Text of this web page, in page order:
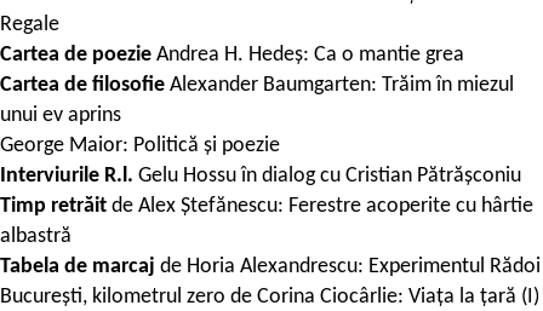
Regale
Cartea de poezie Andrea H. Hedeș: Ca o mantie grea
Cartea de filosofie Alexander Baumgarten: Trăim în miezul
unui ev aprins
George Maior: Politică și poezie
Interviurile R.l. Gelu Hossu în dialog cu Cristian Pătrășconiu
Timp retrăit de Alex Ștefănescu: Ferestre acoperite cu hârtie
albastră
Tabela de marcaj de Horia Alexandrescu: Experimentul Rădoi
București, kilometrul zero de Corina Ciocârlie: Viața la țară (I)